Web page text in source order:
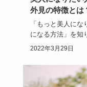
外見の特徴とは
「もっと美人に
になる方法」を知
な特徴があるで…
2022年3月29日